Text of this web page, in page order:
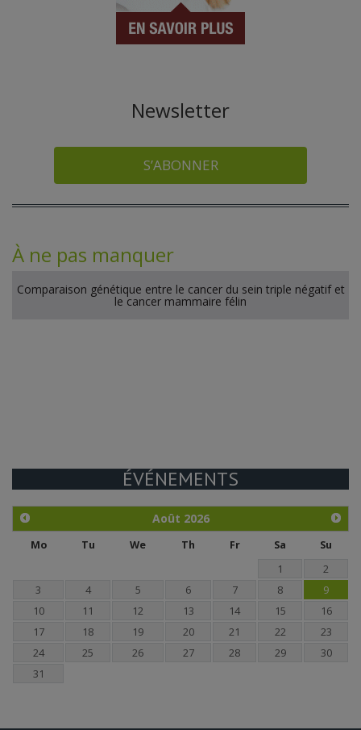
Newsletter
S’ABONNER
À ne pas manquer
Comparaison génétique entre le cancer du sein triple négatif et
le cancer mammaire félin
ÉVÉNEMENTS
Août 2026
Mo Tu We Th Fr Sa
Su
1
2
3
4 5 6 7 8
9
10
11 12 13 14 15
16
17
18 19 20 21 22
23
24
25 26 27 28 29
30
31